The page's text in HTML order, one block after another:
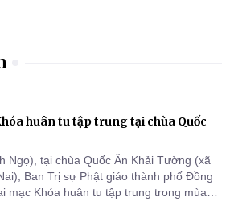
huân tu tập trung tại chùa Quốc
Ngọ), tại chùa Quốc Ân Khải Tường (xã
Ban Trị sự Phật giáo thành phố Đồng
mạc Khóa huân tu tập trung trong mùa